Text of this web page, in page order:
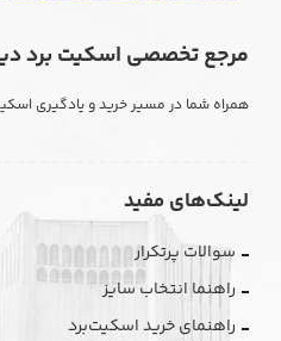
مرجع تخصصی اسکیت برد
همراه شما در مسیر خرید و یادگیری
لینک‌های مفید
سوالات پرتکرار
راهنما انتخاب سایز
راهنمای خرید اسکیت‌برد